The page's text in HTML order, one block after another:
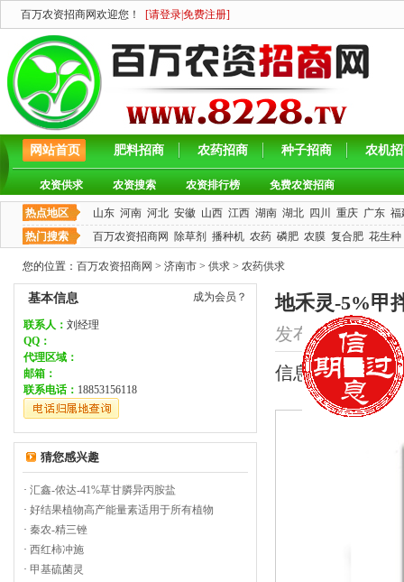
百万农资招商网欢迎您！ [请登录免费注册]
网站首页 肥料招商 农药招商 种子招商 农机
农资供求 农资搜索 农资排行榜 免费农资招商
热点地区 山东 河南 河北 安徽 山西 江西 湖南 湖北 四川 重庆 广东 福
热门搜索
百万农资招商网 除草剂 播种机 农药 磷肥 农膜 复合肥 花生种
您的位置： 百万农资招商网 > 济南市 > 供求 > 农药供求
成为会员？
基本信息
联系人： 刘经理
QQ：
代理区域：
邮箱：
联系电话： 18853156118
猜您感兴趣
· 汇鑫-侬达-41%草甘膦异丙胺盐
· 好结果植物高产能量素适用于所有植物
· 秦农-精三锉
· 西红柿冲施
· 甲基硫菌灵
地禾灵-5%甲
发布时间：
信息类型：求购